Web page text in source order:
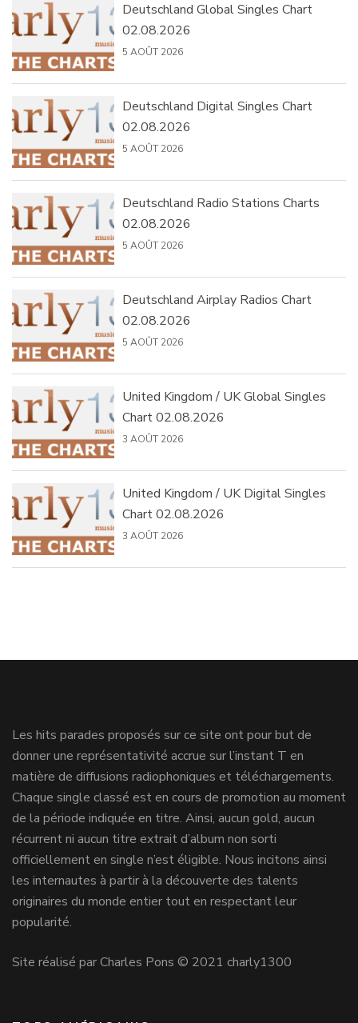
Deutschland Global Singles Chart
02.08.2026
5 AOÛT 2026
Deutschland Digital Singles Chart
02.08.2026
5 AOÛT 2026
Deutschland Radio Stations Charts
02.08.2026
5 AOÛT 2026
Deutschland Airplay Radios Chart
02.08.2026
5 AOÛT 2026
United Kingdom / UK Global Singles
Chart 02.08.2026
3 AOÛT 2026
United Kingdom / UK Digital Singles
Chart 02.08.2026
3 AOÛT 2026
Les hits parades proposés sur ce site ont pour but de
donner une représentativité accrue sur l’instant T en
matière de diffusions radiophoniques et téléchargements.
Chaque single classé est en cours de promotion au moment
de la période indiquée en titre. Ainsi, aucun gold, aucun
récurrent ni aucun titre extrait d’album non sorti
officiellement en single n’est éligible. Nous incitons ainsi
les internautes à partir à la découverte des talents
originaires du monde entier tout en respectant leur
popularité.
Site réalisé par Charles Pons © 2021 charly1300